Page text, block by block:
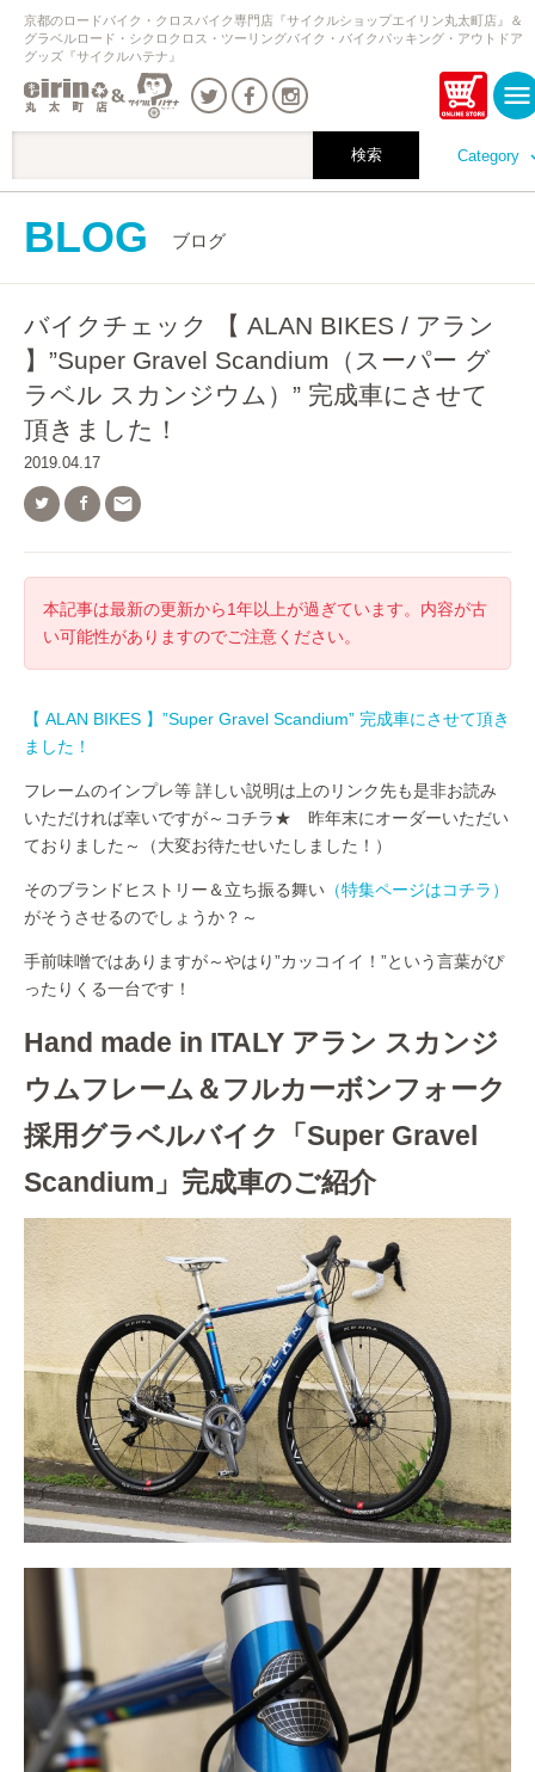
Category
京都のロードバイク・クロスバイク専門店『サイクルショップエイリン丸太町店』＆
グラベルロード・シクロクロス・ツーリングバイク・バイクパッキング・アウトドア
グッズ『サイクルハテナ』
BLOG ブログ
バイクチェック 【 ALAN BIKES / アラン
】”Super Gravel Scandium（スーパー グ
ラベル スカンジウム）” 完成車にさせて
頂きました！
2019.04.17

本記事は最新の更新から1年以上が過ぎています。内容が古
い可能性がありますのでご注意ください。
【 ALAN BIKES 】”Super Gravel Scandium” 完成車にさせて頂き
ました！
フレームのインプレ等 詳しい説明は上のリンク先も是非お読み
いただければ幸いですが～コチラ★ 昨年末にオーダーいただい
ておりました～（大変お待たせいたしました！）
そのブランドヒストリー＆立ち振る舞い （特集ページはコチラ）
がそうさせるのでしょうか？～
手前味噌ではありますが～やはり”カッコイイ！”という言葉がぴ
ったりくる一台です！
Hand made in ITALY アラン スカンジ
ウムフレーム＆フルカーボンフォーク
採用グラベルバイク「Super Gravel
Scandium」完成車のご紹介